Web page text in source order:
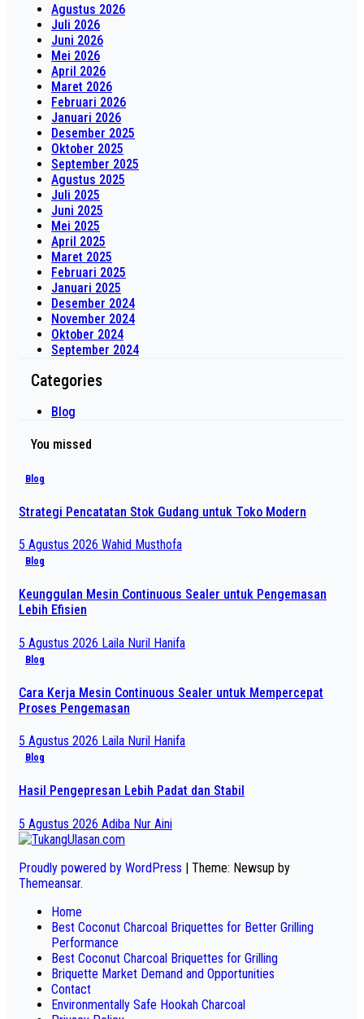
Agustus 2026
Juli 2026
Juni 2026
Mei 2026
April 2026
Maret 2026
Februari 2026
Januari 2026
Desember 2025
Oktober 2025
September 2025
Agustus 2025
Juli 2025
Juni 2025
Mei 2025
April 2025
Maret 2025
Februari 2025
Januari 2025
Desember 2024
November 2024
Oktober 2024
September 2024
Categories
Blog
You missed
Blog
Strategi Pencatatan Stok Gudang untuk Toko Modern
5 Agustus 2026 Wahid Musthofa
Blog
Keunggulan Mesin Continuous Sealer untuk Pengemasan
Lebih Efisien
5 Agustus 2026 Laila Nuril Hanifa
Blog
Cara Kerja Mesin Continuous Sealer untuk Mempercepat
Proses Pengemasan
5 Agustus 2026 Laila Nuril Hanifa
Blog
Hasil Pengepresan Lebih Padat dan Stabil
5 Agustus 2026 Adiba Nur Aini
Proudly powered by WordPress | Theme: Newsup by
Themeansar.
Home
Best Coconut Charcoal Briquettes for Better Grilling
Performance
Best Coconut Charcoal Briquettes for Grilling
Briquette Market Demand and Opportunities
Contact
Environmentally Safe Hookah Charcoal